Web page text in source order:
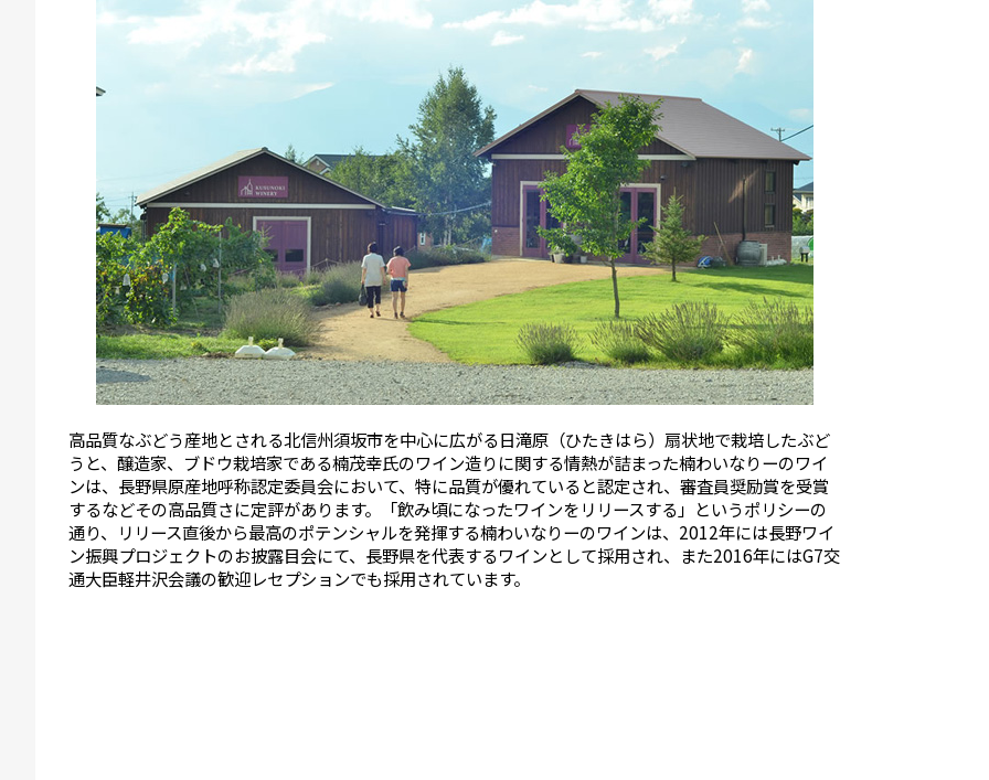
高品質なぶどう産地とされる北信州須坂市を中心に広がる日滝原（ひたきはら）扇状地で栽培したぶど
うと、醸造家、ブドウ栽培家である楠茂幸氏のワイン造りに関する情熱が詰まった楠わいなりーのワイ
ンは、長野県原産地呼称認定委員会において、特に品質が優れていると認定され、審査員奨励賞を受賞
するなどその高品質さに定評があります。「飲み頃になったワインをリリースする」というポリシーの
通り、リリース直後から最高のポテンシャルを発揮する楠わいなりーのワインは、2012年には長野ワイ
ン振興プロジェクトのお披露目会にて、長野県を代表するワインとして採用され、また2016年にはG7交
通大臣軽井沢会議の歓迎レセプションでも採用されています。